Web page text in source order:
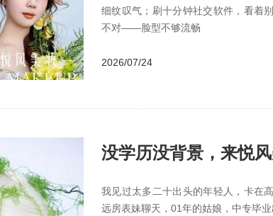
细纹叹气；刷十分钟社交软件，看着
不对——脸型不够流畅
2026/07/24
没学历没背景，来悦
我见过太多二十出头的年轻人，卡在
远房表妹聊天，01年的姑娘，中专毕业